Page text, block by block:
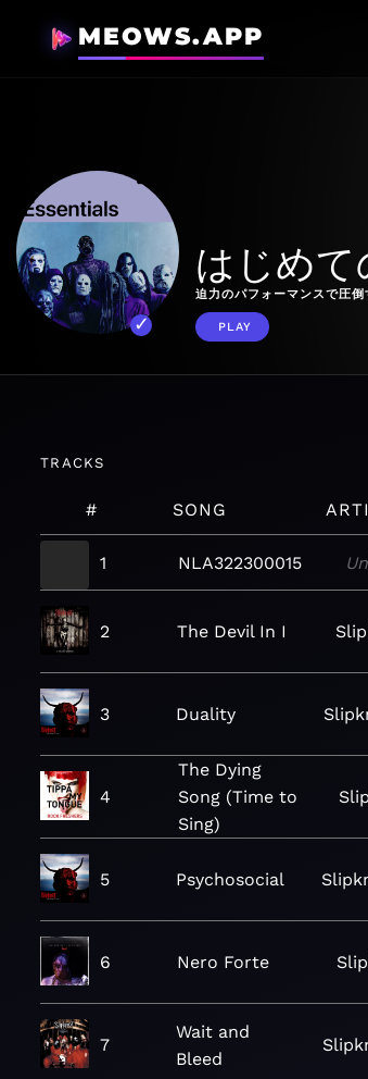
MEOWS.APP
はじめ
迫力のパフォーマンスで圧倒
PLAY
TRACKS
# SONG
1
NLA322300015
2 The Devil In I
3 Duality
4
The Dying
Song (Time to
Sing)
5 Psychosocial
6 Nero Forte
7
Wait and
Bleed